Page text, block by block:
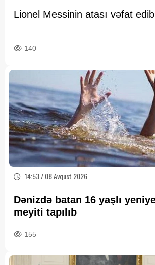
Lionel Messinin atası vəfat edib
140
14:53 / 08 Avqust 2026
Dənizdə batan 16 yaşlı
meyiti tapılıb
155